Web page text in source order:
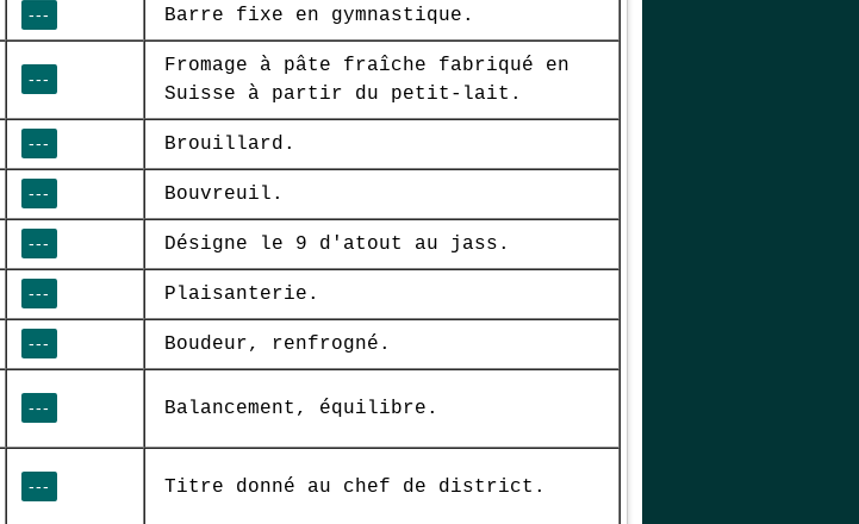
--- Barre fixe en gymnastique.
---
Fromage à pâte fraîche fabriqué en
Suisse à partir du petit-lait.
--- Brouillard.
--- Bouvreuil.
--- Désigne le 9 d'atout au jass.
--- Plaisanterie.
--- Boudeur, renfrogné.
--- Balancement, équilibre.
--- Titre donné au chef de district.